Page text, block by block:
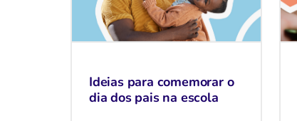
Ideias para comemorar o
dia dos pais na escola